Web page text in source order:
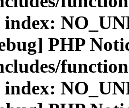
PHP